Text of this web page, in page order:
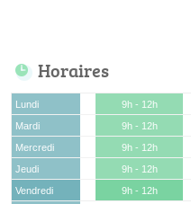
Horaires
Lundi 9h - 12h
Mardi
9h - 12h
Mercredi
9h - 12h
Jeudi
9h - 12h
Vendredi
9h - 12h